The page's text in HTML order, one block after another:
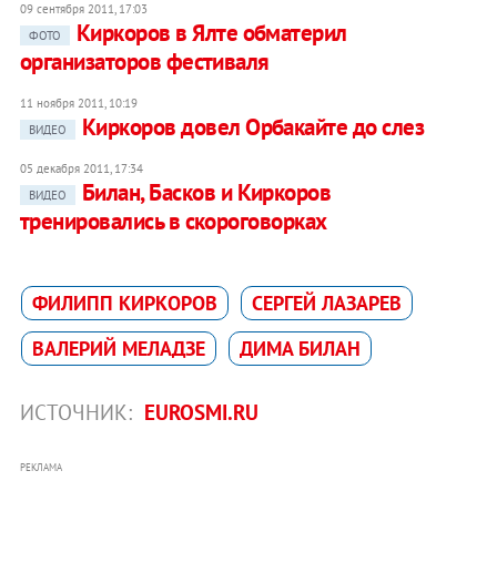
09 сентября 2011, 17:03
ФОТО
Киркоров в Ялте обматерил
организаторов фестиваля
11 ноября 2011, 10:19
ВИДЕО
Киркоров довел Орбакайте до слез
05 декабря 2011, 17:34
ВИДЕО
Билан, Басков и Киркоров
тренировались в скороговорках
ФИЛИПП КИРКОРОВ
СЕРГЕЙ ЛАЗАРЕВ
ВАЛЕРИЙ МЕЛАДЗЕ
ДИМА БИЛАН
ИСТОЧНИК: EUROSMI.RU
РЕКЛАМА